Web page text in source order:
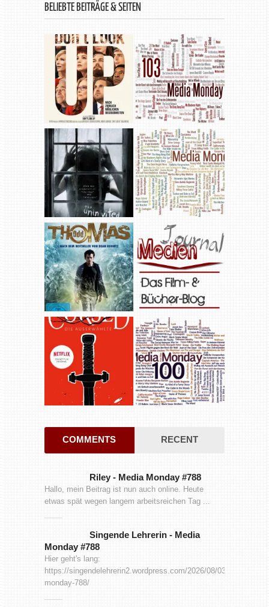
BELIEBTE BEITRÄGE & SEITEN
COMMENTS RECENT
Riley - Media Monday #788
Hallo, mein Beitrag ist nun auch online. Heute
etwas spät wegen langem arbeitsreichen Tag ...
Singende Lehrerin - Media
Monday #788
Hier geht's lang:
https://singendelehrerin2.wordpress.com/2026/08/03/media-
monday-788/